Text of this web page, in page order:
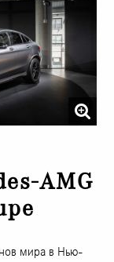
AMG
мира в Нью-